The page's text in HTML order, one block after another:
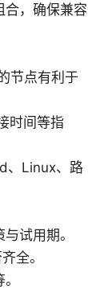
，确保兼容
节点有利于
时间等指
、Linux、路
试用期。
全。